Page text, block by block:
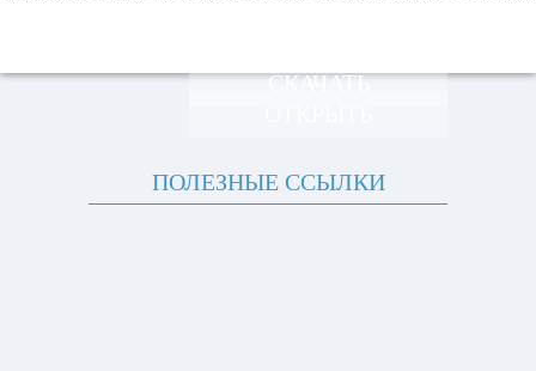
СКАЧАТЬ
ПОЛЕЗНЫЕ ССЫЛКИ